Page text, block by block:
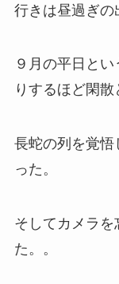
行きは昼過ぎの
９月の平日と
りするほど閑散
長蛇の列を覚悟
った。
そしてカメラを
た。。